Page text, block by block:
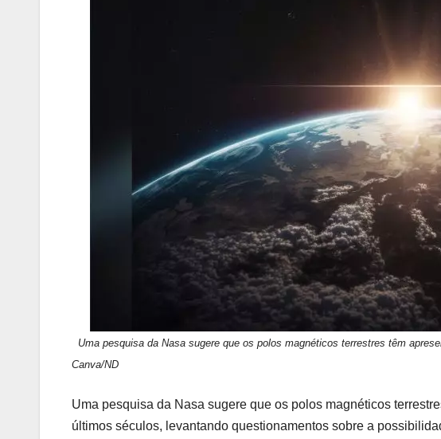
Uma pesquisa da Nasa sugere que os polos magnéticos terrestres têm
Canva/ND
Uma pesquisa da Nasa sugere que os polos magnéticos
últimos séculos, levantando questionamentos sobre a